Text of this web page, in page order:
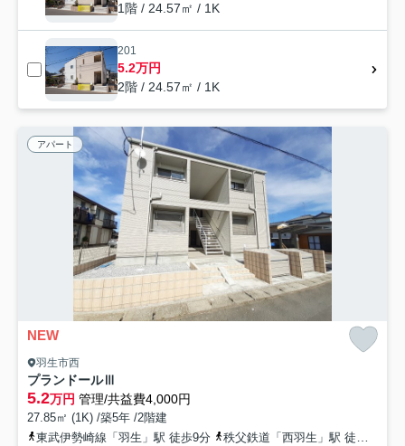
1階 / 24.57㎡ / 1K
201
5.2万円
2階 / 24.57㎡ / 1K
アパート
NEW
羽生市西
プランドールⅢ
5.2万円 管理/共益費4,000円
27.85㎡ (1K) /築5年 /2階建
東武伊勢崎線「羽生」駅 徒歩9分
秩父鉄道「西羽生」駅 徒歩10分